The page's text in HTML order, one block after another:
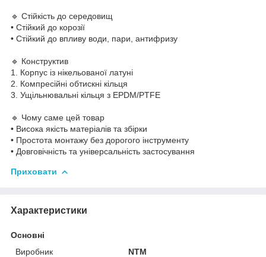
🔹 Стійкість до середовищ
• Стійкий до корозії
• Стійкий до впливу води, пари, антифризу
🔹 Конструктив
1. Корпус із нікельованої латуні
2. Компресійні обтискні кільця
3. Ущільнювальні кільця з EPDM/PTFE
🔹 Чому саме цей товар
• Висока якість матеріалів та збірки
• Простота монтажу без дорогого інструменту
• Довговічність та універсальність застосування
Приховати
Характеристики
Основні
Виробник
NTM